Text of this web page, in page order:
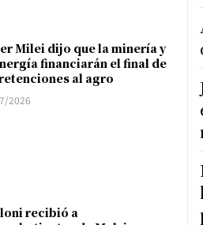
Milei dijo que la minería y
financiarán el final de
al agro
2026
recibió a